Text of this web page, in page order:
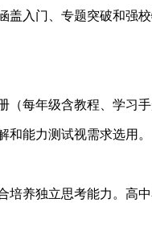
盖入门、专题突破和强
（每年级含教程、学习
和能力测试视需求选用。
培养独立思考能力。高